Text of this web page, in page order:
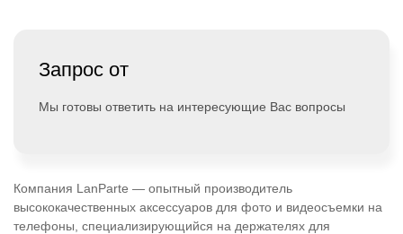
Запрос от
Мы готовы ответить на интересующие Вас вопросы
Компания LanParte — опытный производитель
высококачественных аксессуаров для фото и видеосъемки на
телефоны, специализирующийся на держателях для